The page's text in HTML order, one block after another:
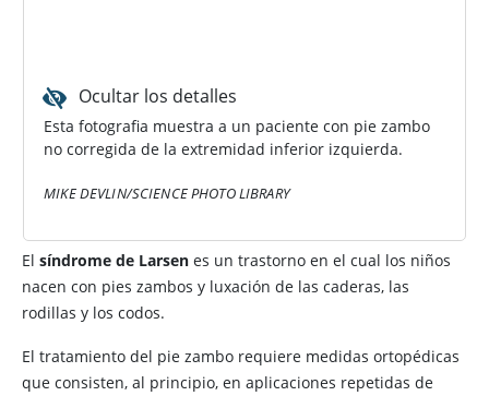
Ocultar los detalles
Esta fotografia muestra a un paciente con pie zambo
no corregida de la extremidad inferior izquierda.
MIKE DEVLIN/SCIENCE PHOTO LIBRARY
El síndrome de Larsen es un trastorno en el cual los niños
nacen con pies zambos y luxación de las caderas, las
rodillas y los codos.
El tratamiento del pie zambo requiere medidas ortopédicas
que consisten, al principio, en aplicaciones repetidas de